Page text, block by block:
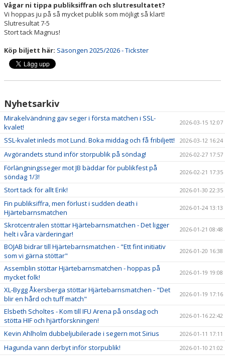
Vågar ni tippa publiksiffran och slutresultatet?
Vi hoppas ju på så mycket publik som möjligt så klart!
Slutresultat 7-5
Stort tack Magnus!
Köp biljett här: Säsongen 2025/2026 - Tickster
Nyhetsarkiv
Mirakelvändning gav seger i första matchen i SSL-
kvalet!
2026-03-15 12:07
SSL-kvalet inleds mot Lund. Boka middag och få fribiljett! 2026-03-12 16:24
Avgörandets stund inför storpublik på söndag! 2026-02-27 17:57
Förlängningsseger mot JB bäddar för publikfest på
söndag 1/3!
2026-02-21 17:35
Stort tack för allt Erik! 2026-01-30 22:35
Fin publiksiffra, men förlust i sudden death i
Hjärtebarnsmatchen
2026-01-24 13:13
Skrotcentralen stöttar Hjärtebarnsmatchen - Det ligger
helt i våra värderingar!
2026-01-21 08:48
BOJAB bidrar till Hjärtebarnsmatchen - "Ett fint initiativ
som vi gärna stöttar"
2026-01-20 16:38
Assemblin stöttar Hjärtebarnsmatchen - hoppas på
mycket folk!
2026-01-19 19:08
XL-Bygg Åkersberga stöttar Hjärtebarnsmatchen - "Det
blir en hård och tuff match"
2026-01-19 17:16
Elsbeth Scholtes - Kom till IFU Arena på onsdag och
stötta HIF och hjärtforskningen!
2026-01-16 22:42
Kevin Ahlholm dubbeljubilerade i segern mot Sirius 2026-01-11 17:11
Hagunda vann derbyt inför storpublik! 2026-01-10 21:02